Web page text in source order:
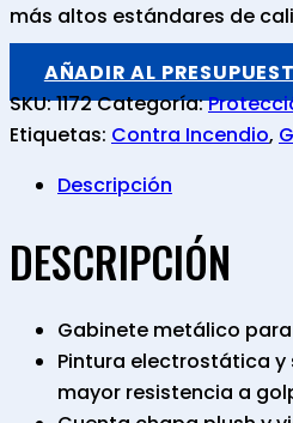
más altos estándares de
AÑADIR AL
SKU:1172Categoría:
Etiquetas: Contra Incendio,
Descripción
DESCRIPCIÓN
Gabinete metálico
Pintura electrostática
mayor resistencia a